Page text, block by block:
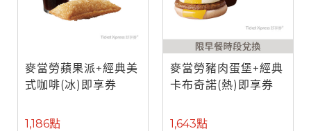
麥當勞蘋果派+經典美
式咖啡(冰)即享券
1,186點
麥當勞豬肉蛋堡+經典
卡布奇諾(熱)即享券
1,643點